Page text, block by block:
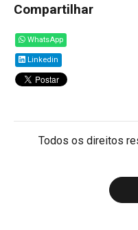
Compartilhar
WhatsApp
Linkedin
Todos os direitos